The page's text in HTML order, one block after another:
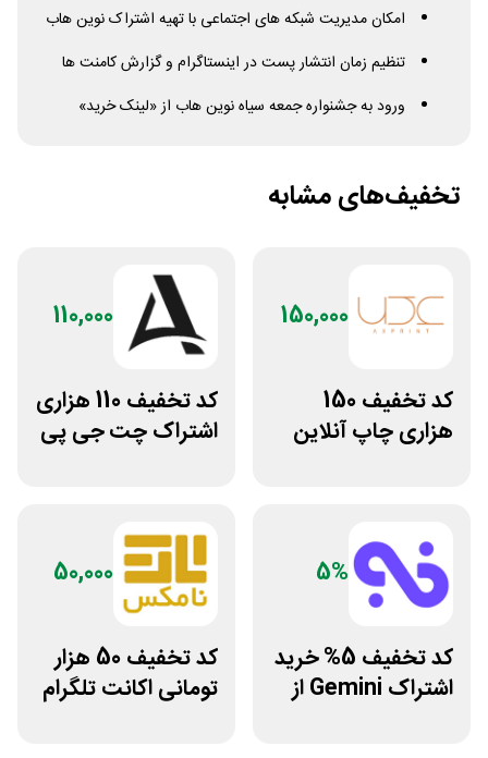
امکان مدیریت شبکه های اجتماعی با تهیه اشتراک نوین هاب
تنظیم زمان انتشار پست در اینستاگرام و گزارش کامنت ها
ورود به جشنواره جمعه سیاه نوین هاب از «لینک خرید»
تخفیف‌های مشابه
150,000
کد تخفیف 150
هزاری چاپ آنلاین
110,000
کد تخفیف 110 هزاری
اشتراک چت جی پی
5%
کد تخفیف 5% خرید
اشتراک Gemini از
50,000
کد تخفیف 50 هزار
تومانی اکانت تلگرام